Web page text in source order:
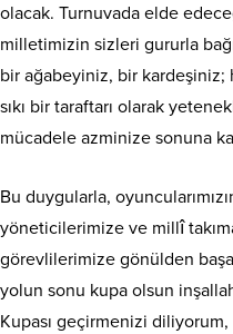
olacak. Turnuvada elde
milletimizin sizleri gururla
bir ağabeyiniz, bir kardeşiniz;
sıkı bir taraftarı olarak
mücadele azminize sonuna
Bu duygularla,
yöneticilerimize ve millî
görevlilerimize gönülden
yolun sonu kupa olsun
Kupası geçirmenizi